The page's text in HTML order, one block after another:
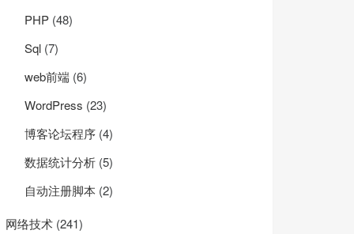
PHP (48)
Sql (7)
web前端 (6)
WordPress (23)
博客论坛程序 (4)
数据统计分析 (5)
自动注册脚本 (2)
网络技术 (241)